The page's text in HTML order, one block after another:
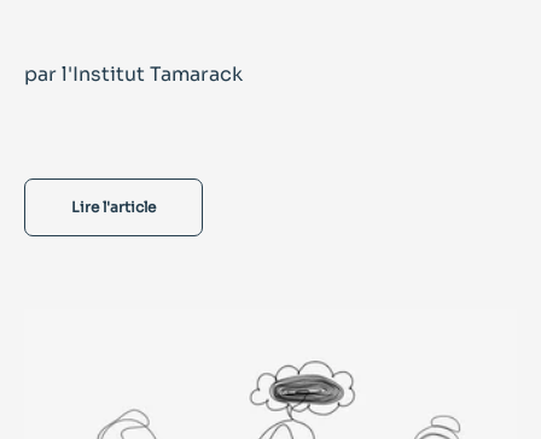
par l'Institut Tamarack
Lire l'article